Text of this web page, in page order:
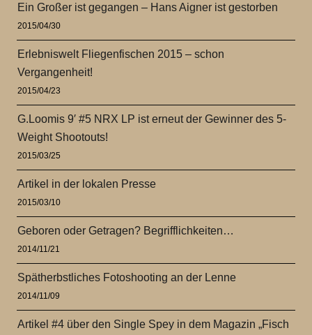
Ein Großer ist gegangen – Hans Aigner ist gestorben
2015/04/30
Erlebniswelt Fliegenfischen 2015 – schon
Vergangenheit!
2015/04/23
G.Loomis 9′ #5 NRX LP ist erneut der Gewinner des 5-
Weight Shootouts!
2015/03/25
Artikel in der lokalen Presse
2015/03/10
Geboren oder Getragen? Begrifflichkeiten…
2014/11/21
Spätherbstliches Fotoshooting an der Lenne
2014/11/09
Artikel #4 über den Single Spey in dem Magazin „Fisch